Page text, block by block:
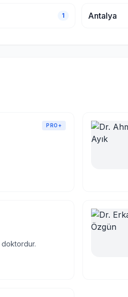
1 Antalya
PRO+
doktordur.